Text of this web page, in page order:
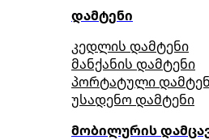
დამტენი
კედლის დამტენი
მანქანის დამტენი
პორტატული
უსადენო დამტენი
მობილურის